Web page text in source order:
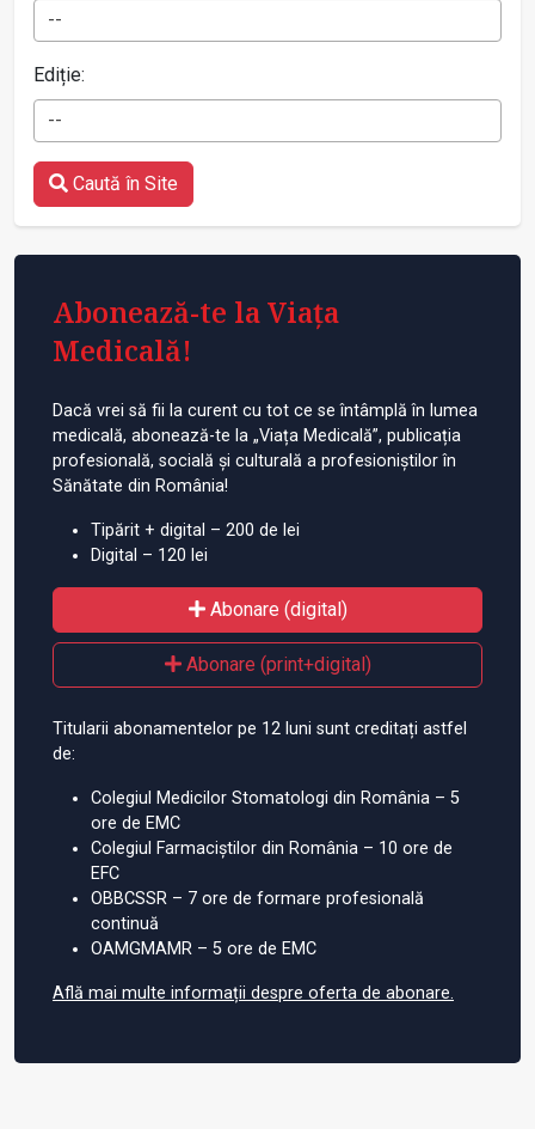
--
Ediție:
--
Caută în Site
Abonează-te la Viața
Medicală!
Dacă vrei să fii la curent cu tot ce se întâmplă în lumea
medicală, abonează-te la „Viața Medicală”, publicația
profesională, socială și culturală a profesioniștilor în
Sănătate din România!
Tipărit + digital – 200 de lei
Digital – 120 lei
Abonare (digital)
Abonare (print+digital)
Titularii abonamentelor pe 12 luni sunt creditați astfel
de:
Colegiul Medicilor Stomatologi din România – 5
ore de EMC
Colegiul Farmaciștilor din România – 10 ore de
EFC
OBBCSSR – 7 ore de formare profesională
continuă
OAMGMAMR – 5 ore de EMC
Află mai multe informații despre oferta de abonare.